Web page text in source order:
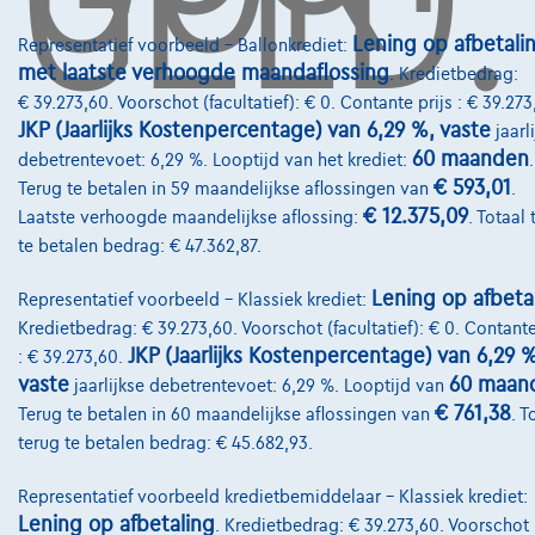
Representatief voorbeeld – Ballonkrediet: Lening op
met laatste verhoogde maandaflossing. Kredietbedrag:
€ 39.273,60. Voorschot (facultatief): € 0. Contante prijs : €
JKP (Jaarlijks Kostenpercentage) van 6,29 %, vaste
debetrentevoet: 6,29 %. Looptijd van het krediet: 60 maanden.
Terug te betalen in 59 maandelijkse aflossingen van € 593,01 .
Laatste verhoogde maandelijkse aflossing: € 12.375,09. Totaal
te betalen bedrag: € 47.362,87.
Representatief voorbeeld – Klassiek krediet: Lening op
Kredietbedrag: € 39.273,60. Voorschot (facultatief): € 0.
: € 39.273,60. JKP (Jaarlijks Kostenpercentage) van 6,29
vaste jaarlijkse debetrentevoet: 6,29 %. Looptijd van 60
Terug te betalen in 60 maandelijkse aflossingen van € 761,38 .
terug te betalen bedrag: € 45.682,93.
Representatief voorbeeld kredietbemiddelaar – Klassiek krediet:
Lening op afbetaling . Kredietbedrag: € 39.273,60. Voorschot
@2024 TCS Mobility SA/NV Copyright
Algemene Voorwaarden
Bijstandsvoorwaarden
Privacyverklaring
Cookiebeleid
Kwaliteitscharter
Site Map
Login